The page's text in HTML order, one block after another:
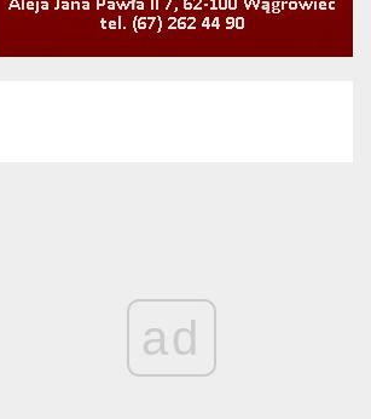
ad